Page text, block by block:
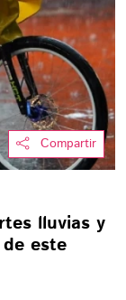
Compartir
lluvias y
este